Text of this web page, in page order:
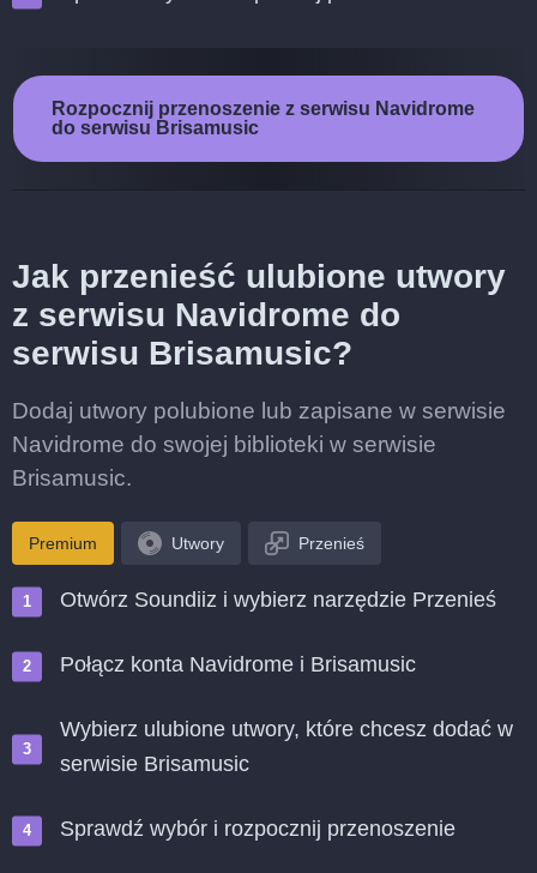
Rozpocznij przenoszenie z serwisu Navidrome
do serwisu Brisamusic
Jak przenieść ulubione utwory
z serwisu Navidrome do
serwisu Brisamusic?
Dodaj utwory polubione lub zapisane w serwisie
Navidrome do swojej biblioteki w serwisie
Brisamusic.
Premium Utwory Przenieś
Otwórz Soundiiz i wybierz narzędzie Przenieś
Połącz konta Navidrome i Brisamusic
Wybierz ulubione utwory, które chcesz dodać w
serwisie Brisamusic
Sprawdź wybór i rozpocznij przenoszenie